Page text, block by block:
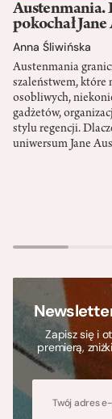
Austenmania.
pokochał
Anna Śliwińska
Austenmania
szaleństwem, które
osobliwych,
gadżetów,
stylu regencji.
uniwersum Jane
Zapisz się i
premierą,